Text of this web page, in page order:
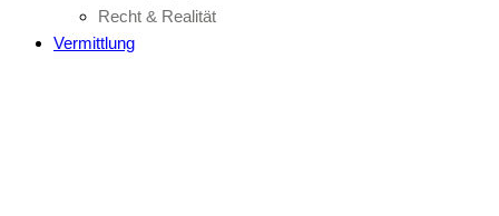
Recht & Realität
Vermittlung